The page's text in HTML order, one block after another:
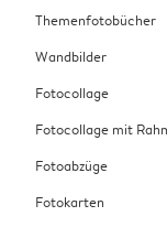
Themenfotobücher
Wandbilder
Fotocollage
Fotocollage mit
Fotoabzüge
Fotokarten